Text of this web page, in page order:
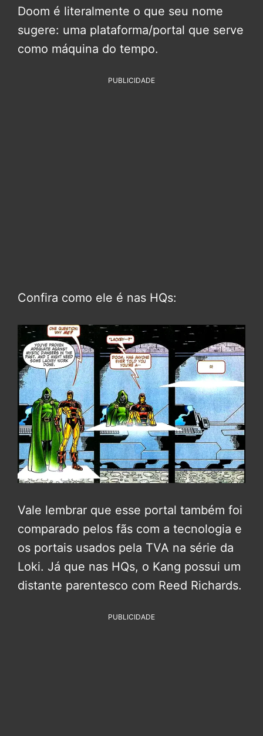
Doom é literalmente o que seu nome
sugere: uma plataforma/portal que serve
como máquina do tempo.
PUBLICIDADE
Confira como ele é nas HQs:
Vale lembrar que esse portal também foi
comparado pelos fãs com a tecnologia e
os portais usados pela TVA na série da
Loki. Já que nas HQs, o Kang possui um
distante parentesco com Reed Richards.
PUBLICIDADE